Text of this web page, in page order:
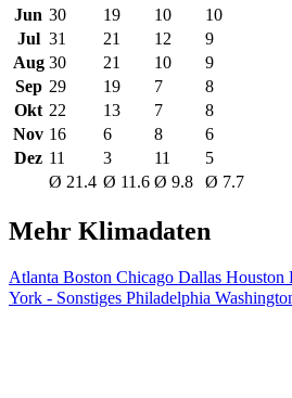
Jun 30 19 10
10
Jul 31 21 12
9
Aug 30 21 10
9
Sep 29 19 7
8
Okt 22 13 7
8
Nov 16 6 8
6
Dez 11 3 11
5
Ø 21.4 Ø 11.6 Ø 9.8 Ø 7.7
Mehr Klimadaten
Atlanta Boston Chicago Dallas Houston
York - Sonstiges Philadelphia